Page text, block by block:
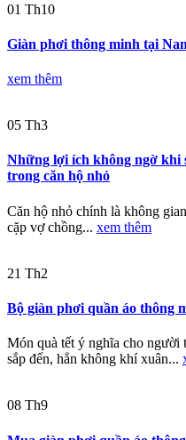
01 Th10
Giàn phơi thông minh tại
xem thêm
05 Th3
Những lợi ích không ngờ khi
trong căn hộ nhỏ
Căn hộ nhỏ chính là không
cặp vợ chồng... xem thêm
21 Th2
Bộ giàn phơi quần áo thông
Món quà tết ý nghĩa cho
sắp đến, hẳn không khí xuân...
08 Th9